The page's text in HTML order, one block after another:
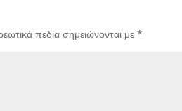
πεδία σημειώνονται με *